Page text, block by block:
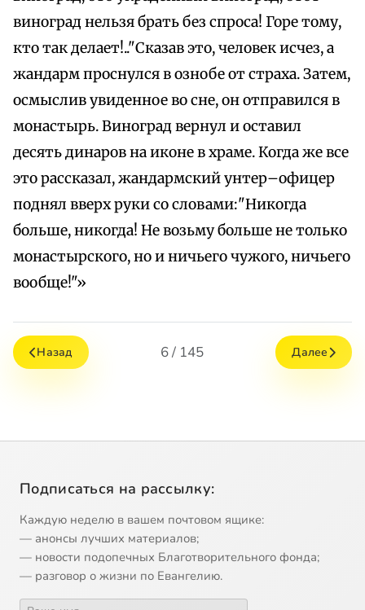
виноград нельзя брать без спроса! Горе тому,
кто так делает!.."Сказав это, человек исчез, а
жандарм проснулся в ознобе от страха. Затем,
осмыслив увиденное во сне, он отправился в
монастырь. Виноград вернул и оставил
десять динаров на иконе в храме. Когда же все
это рассказал, жандармский унтер–офицер
поднял вверх руки со словами:"Никогда
больше, никогда! Не возьму больше не только
монастырского, но и ничьего чужого, ничьего
вообще!"»
Назад 6 / 145 Далее
Подписаться на рассылку:
Каждую неделю в вашем почтовом ящике:
— анонсы лучших материалов;
— новости подопечных Благотворительного фонда;
— разговор о жизни по Евангелию.